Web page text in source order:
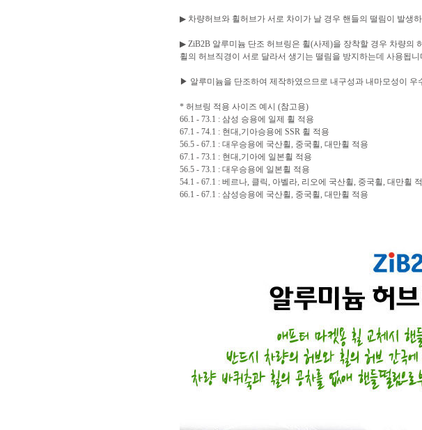
▶ 차량허브와 휠허브가 서로 차이가 날 경우 핸들의 떨림이 발생
▶ ZiB2B 알루미늄 단조 허브링은 휠(사제)을 장착할 경우 차량의
휠의 허브직경이 서로 달라서 생기는 떨림을 방지하는데 사용됩니
▶ 알루미늄을 단조하여 제작하였으므로 내구성과 내마모성이 우
* 허브링 적용 사이즈 예시 (참고용)
66.1 - 73.1 : 삼성 승용에 일제 휠 적용
67.1 - 74.1 : 현대,기아승용에 SSR 휠 적용
56.5 - 67.1 : 대우승용에 국산휠, 중국휠, 대만휠 적용
67.1 - 73.1 : 현대,기아에 일본휠 적용
56.5 - 73.1 : 대우승용에 일본휠 적용
54.1 - 67.1 : 베르나, 클릭, 아벨라, 리오에 국산휠, 중국휠, 대만휠
66.1 - 67.1 : 삼성승용에 국산휠, 중국휠, 대만휠 적용